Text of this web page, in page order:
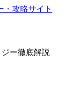
ー徹底解説